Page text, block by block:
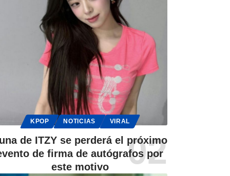
KPOP NOTICIAS VIRAL
de ITZY se perderá el próximo
de firma de autógrafos por
este motivo